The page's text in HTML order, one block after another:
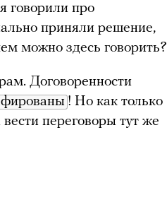
говорили про
приняли решение,
можно здесь говорить?
Договоренности
! Но как только
переговоры тут же